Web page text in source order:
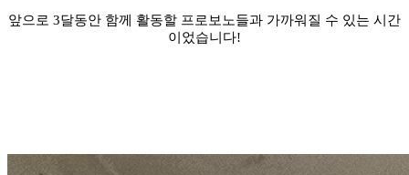
앞으로 3달동안 함께 활동할 프로보노들과 가까워질 수 있는 시간
이었습니다!